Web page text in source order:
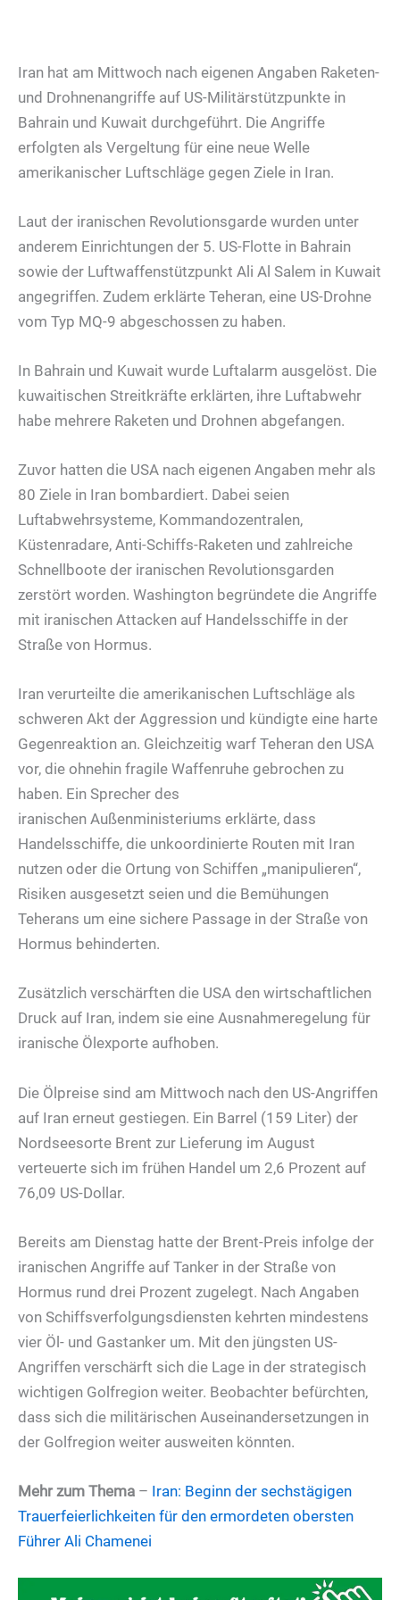
Iran hat am Mittwoch nach eigenen Angaben Raketen-
und Drohnenangriffe auf US-Militärstützpunkte in
Bahrain und Kuwait durchgeführt. Die Angriffe
erfolgten als Vergeltung für eine neue Welle
amerikanischer Luftschläge gegen Ziele in Iran.
Laut der iranischen Revolutionsgarde wurden unter
anderem Einrichtungen der 5. US-Flotte in Bahrain
sowie der Luftwaffenstützpunkt Ali Al Salem in Kuwait
angegriffen. Zudem erklärte Teheran, eine US-Drohne
vom Typ MQ-9 abgeschossen zu haben.
In Bahrain und Kuwait wurde Luftalarm ausgelöst. Die
kuwaitischen Streitkräfte erklärten, ihre Luftabwehr
habe mehrere Raketen und Drohnen abgefangen.
Zuvor hatten die USA nach eigenen Angaben mehr als
80 Ziele in Iran bombardiert. Dabei seien
Luftabwehrsysteme, Kommandozentralen,
Küstenradare, Anti-Schiffs-Raketen und zahlreiche
Schnellboote der iranischen Revolutionsgarden
zerstört worden. Washington begründete die Angriffe
mit iranischen Attacken auf Handelsschiffe in der
Straße von Hormus.
Iran verurteilte die amerikanischen Luftschläge als
schweren Akt der Aggression und kündigte eine harte
Gegenreaktion an. Gleichzeitig warf Teheran den USA
vor, die ohnehin fragile Waffenruhe gebrochen zu
haben. Ein Sprecher des
iranischen Außenministeriums erklärte, dass
Handelsschiffe, die unkoordinierte Routen mit Iran
nutzen oder die Ortung von Schiffen „manipulieren“,
Risiken ausgesetzt seien und die Bemühungen
Teherans um eine sichere Passage in der Straße von
Hormus behinderten.
Zusätzlich verschärften die USA den wirtschaftlichen
Druck auf Iran, indem sie eine Ausnahmeregelung für
iranische Ölexporte aufhoben.
Die Ölpreise sind am Mittwoch nach den US-Angriffen
auf Iran erneut gestiegen. Ein Barrel (159 Liter) der
Nordseesorte Brent zur Lieferung im August
verteuerte sich im frühen Handel um 2,6 Prozent auf
76,09 US-Dollar.
Bereits am Dienstag hatte der Brent-Preis infolge der
iranischen Angriffe auf Tanker in der Straße von
Hormus rund drei Prozent zugelegt. Nach Angaben
von Schiffsverfolgungsdiensten kehrten mindestens
vier Öl- und Gastanker um. Mit den jüngsten US-
Angriffen verschärft sich die Lage in der strategisch
wichtigen Golfregion weiter. Beobachter befürchten,
dass sich die militärischen Auseinandersetzungen in
der Golfregion weiter ausweiten könnten.
Mehr zum Thema – Iran: Beginn der sechstägigen
Trauerfeierlichkeiten für den ermordeten obersten
Führer Ali Chamenei